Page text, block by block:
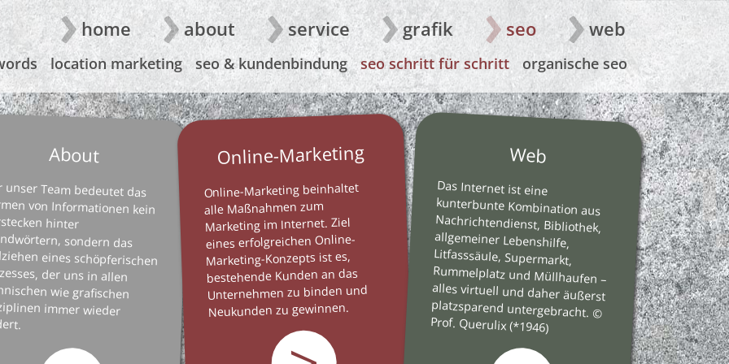
Direkt
zum
Inhalt
Hauptnavigation
home about service grafik seo web
location marketing seo & kundenbindung seo schritt für schritt organische seo
About
unser Team bedeutet das
von Informationen kein
hinter
sondern das
eines schöpferischen
der uns in allen
wie grafischen
immer wieder
Online-Marketing
Online-Marketing beinhaltet
alle Maßnahmen zum
Marketing im Internet. Ziel
eines erfolgreichen Online-
Marketing-Konzepts ist es,
bestehende Kunden an das
Unternehmen zu binden und
Neukunden zu gewinnen.
Web
Das Internet ist eine
kunterbunte Kombination aus
Nachrichtendienst, Bibliothek,
allgemeiner Lebenshilfe,
Litfasssäule, Supermarkt,
Rummelplatz und Müllhaufen –
alles virtuell und daher äußerst
platzsparend untergebracht. ©
Prof. Querulix (*1946)